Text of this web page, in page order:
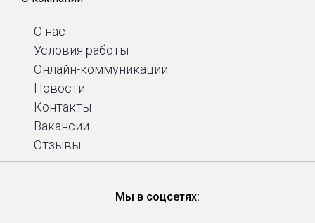
О нас
Условия работы
Онлайн-коммуникации
Новости
Контакты
Вакансии
Отзывы
Мы в соцсетях: